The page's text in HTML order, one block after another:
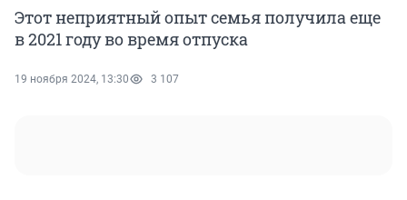
Этот неприятный опыт семья получила еще
в 2021 году во время отпуска
19 ноября 2024, 13:30 3 107